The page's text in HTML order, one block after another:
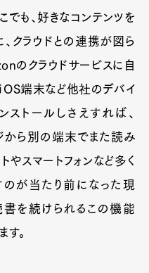
も、好きなコンテンツを
クラウドとの連携が図ら
のクラウドサービスに自
OS端末など他社のデバイ
ストールしさえすれば、
ら別の端末でまた読み
やスマートフォンなど多く
が当たり前になった現
を続けられるこの機能
す。